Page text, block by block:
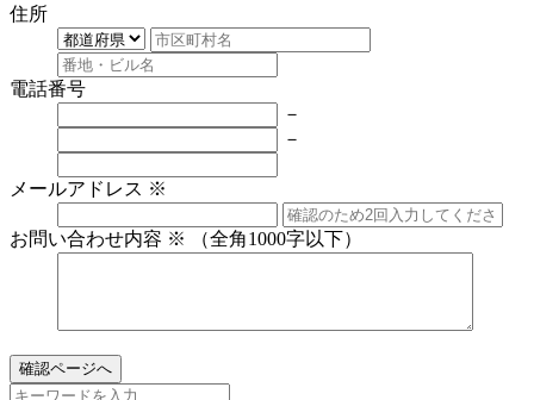
住所
電話番号
－
－
メールアドレス ※
お問い合わせ内容 ※ （全角1000字以下）